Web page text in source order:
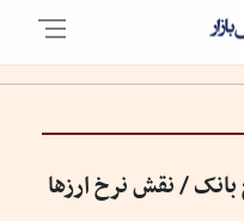
/ نقش نرخ ارز‌ها